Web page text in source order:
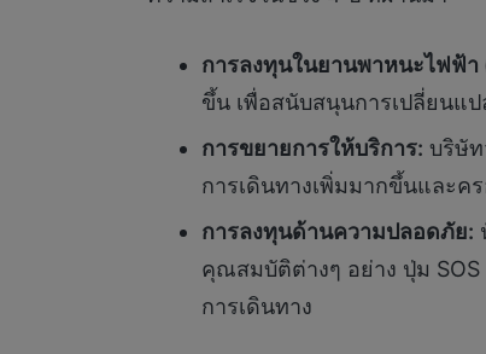
การลงทุนในยานพาหนะไฟฟ้า
ขึ้น เพื่อสนับสนุนการเปลี่ยนแ
การขยายการให้บริการ: บริษัท
การเดินทางเพิ่มมากขึ้นและค
การลงทุนด้านความปลอดภัย:
คุณสมบัติต่างๆ อย่าง ปุ่ม SOS
การเดินทาง